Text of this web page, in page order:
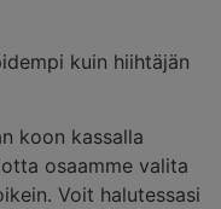
kuin hiihtäjän
koon kassalla
osaamme valita
Voit halutessasi